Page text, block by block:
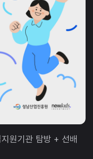
원기관 탐방 + 선배